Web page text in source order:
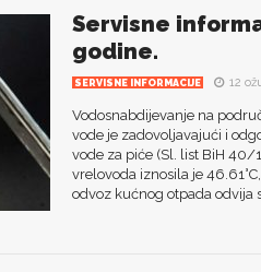
Servisne
godine.
SERVISNE INFORMACIJE 12
Vodosnabdijevanje na
vode je zadovoljavajući i
vode za piće (Sl. list BiH 40/
vrelovoda iznosila je
odvoz kućnog otpada odvija